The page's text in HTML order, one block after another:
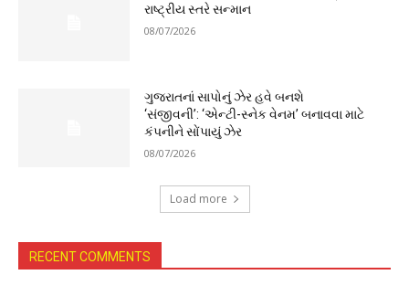
રાષ્ટ્રીય સ્તરે સન્માન
08/07/2026
ગુજરાતનાં સાપોનું ઝેર હવે બનશે
‘સંજીવની’: ‘એન્ટી-સ્નેક વેનમ’ બનાવવા માટે
કંપનીને સોંપાયું ઝેર
08/07/2026
Load more
RECENT COMMENTS